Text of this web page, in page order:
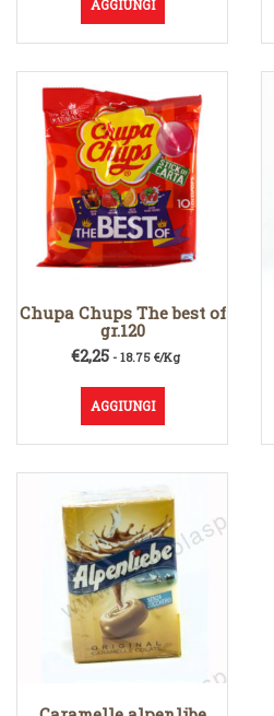
AGGIUNGI
Chupa Chups The best of
gr.120
€2,25- 18.75 €/Kg
AGGIUNGI